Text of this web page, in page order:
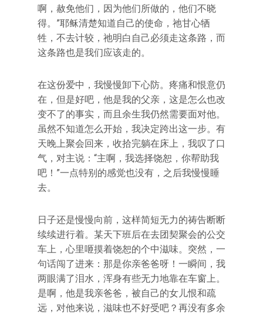
啊，赦免他们，因为他们所做的，他们不晓
得。”耶稣清楚知道自己的使命，祂甘心牺
牲，不去计较，祂明白自己必须走这条路，而
这条路也是我们应该走的。
在这份爱中，我慢慢卸下心防。疼痛和恨意仍
在，但是好吧，他是我的父亲，这是怎么也改
变不了的事实，而且余生我仍然需要面对他。
虽然不知道怎么开始，我决定跨出这一步。有
天晚上聚会回来，收拾完躺在床上，我叹了口
气，对主说：“主啊，我选择饶恕，你帮助我
吧！”一点特别的感觉也没有，之后我慢慢睡
去。
日子还是慢慢向前，这样简短无力的祷告断断
续续进行着。某天下班后在去团契聚会的公交
车上，心里咂摸着饶恕的个中滋味。突然，一
句话闯了进来：那是你亲爸爸呀！一瞬间，我
两眼满了泪水，浑身有些无力地靠在车窗上。
是啊，他是我亲爸爸，被自己的女儿恨和疏
远，对他来说，滋味也不好受吧？再没有多余